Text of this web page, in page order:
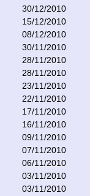
30/12/2010
15/12/2010
08/12/2010
30/11/2010
28/11/2010
28/11/2010
23/11/2010
22/11/2010
17/11/2010
16/11/2010
09/11/2010
07/11/2010
06/11/2010
03/11/2010
03/11/2010